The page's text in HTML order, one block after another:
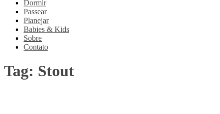
Dormir
Passear
Planejar
Babies & Kids
Sobre
Contato
Tag: Stout